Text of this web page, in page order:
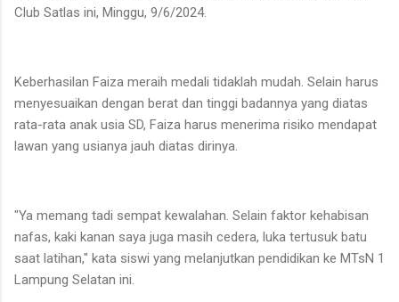
Club Satlas ini, Minggu, 9/6/2024.
Keberhasilan Faiza meraih medali tidaklah mudah. Selain harus
menyesuaikan dengan berat dan tinggi badannya yang diatas
rata-rata anak usia SD, Faiza harus menerima risiko mendapat
lawan yang usianya jauh diatas dirinya.
"Ya memang tadi sempat kewalahan. Selain faktor kehabisan
nafas, kaki kanan saya juga masih cedera, luka tertusuk batu
saat latihan," kata siswi yang melanjutkan pendidikan ke MTsN 1
Lampung Selatan ini.